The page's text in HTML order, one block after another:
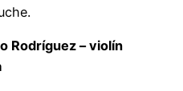
Rodríguez – violín